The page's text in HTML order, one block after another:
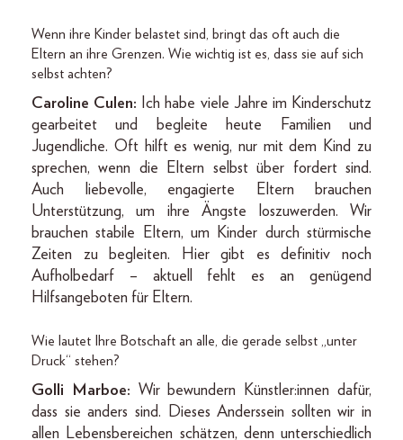
Wenn ihre Kinder belastet sind, bringt das oft auch die
Eltern an ihre Grenzen. Wie wichtig ist es, dass sie auf sich
selbst achten?
Caroline Culen: Ich habe viele Jahre im Kinderschutz
gearbeitet und begleite heute Familien und
Jugendliche. Oft hilft es wenig, nur mit dem Kind zu
sprechen, wenn die Eltern selbst über fordert sind.
Auch liebevolle, engagierte Eltern brauchen
Unterstützung, um ihre Ängste loszuwerden. Wir
brauchen stabile Eltern, um Kinder durch stürmische
Zeiten zu begleiten. Hier gibt es definitiv noch
Aufholbedarf – aktuell fehlt es an genügend
Hilfsangeboten für Eltern.
Wie lautet Ihre Botschaft an alle, die gerade selbst „unter
Druck“ stehen?
Golli Marboe: Wir bewundern Künstler:innen dafür,
dass sie anders sind. Dieses Anderssein sollten wir in
allen Lebensbereichen schätzen, denn unterschiedlich